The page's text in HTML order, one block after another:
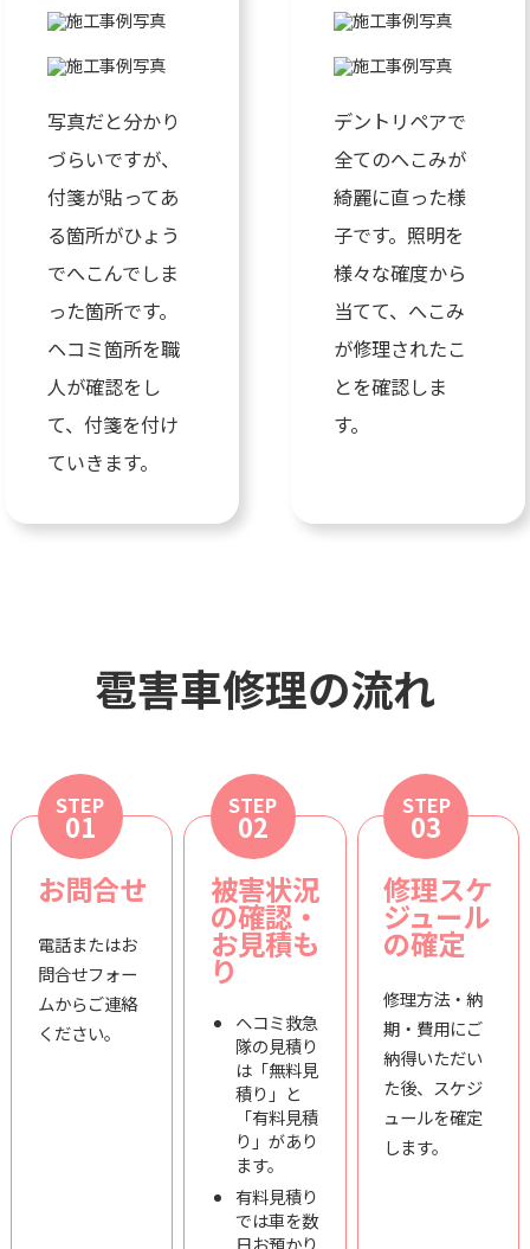
写真だと分かり
づらいですが、
付箋が貼ってあ
る箇所がひょう
でへこんでしま
った箇所です。
ヘコミ箇所を職
人が確認をし
て、付箋を付け
ていきます。
デントリペアで
全てのへこみが
綺麗に直った様
子です。照明を
様々な確度から
当てて、へこみ
が修理されたこ
とを確認しま
す。
雹害車修理の流れ
STEP
01
お問合せ
電話またはお
問合せフォー
ムからご連絡
ください。
STEP
02
被害状況
の確認・
お見積も
り
ヘコミ救急
隊の見積り
は「無料見
積り」と
「有料見積
り」があり
ます。
有料見積り
では車を数
日お預かり
STEP
03
修理スケ
ジュール
の確定
修理方法・納
期・費用にご
納得いただい
た後、スケジ
ュールを確定
します。